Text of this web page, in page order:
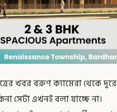
খবর বরুণ ক্যামেরা থেকে দূরে
সেটা এখনই বলা যাচ্ছে না।